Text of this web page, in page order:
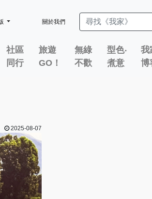
關於我們
社區
同行
旅遊
GO！
無綠
不歡
型色‧
煮意
我
博
2025-08-07